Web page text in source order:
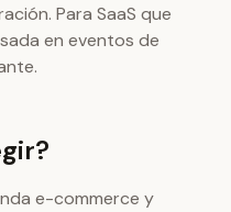
Para SaaS que
en eventos de
e-commerce y